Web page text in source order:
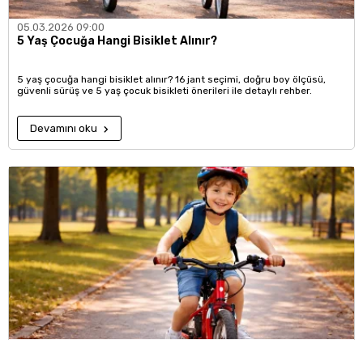
05.03.2026 09:00
5 Yaş Çocuğa Hangi Bisiklet Alınır?
5 yaş çocuğa hangi bisiklet alınır? 16 jant seçimi, doğru boy ölçüsü,
güvenli sürüş ve 5 yaş çocuk bisikleti önerileri ile detaylı rehber.
Devamını oku